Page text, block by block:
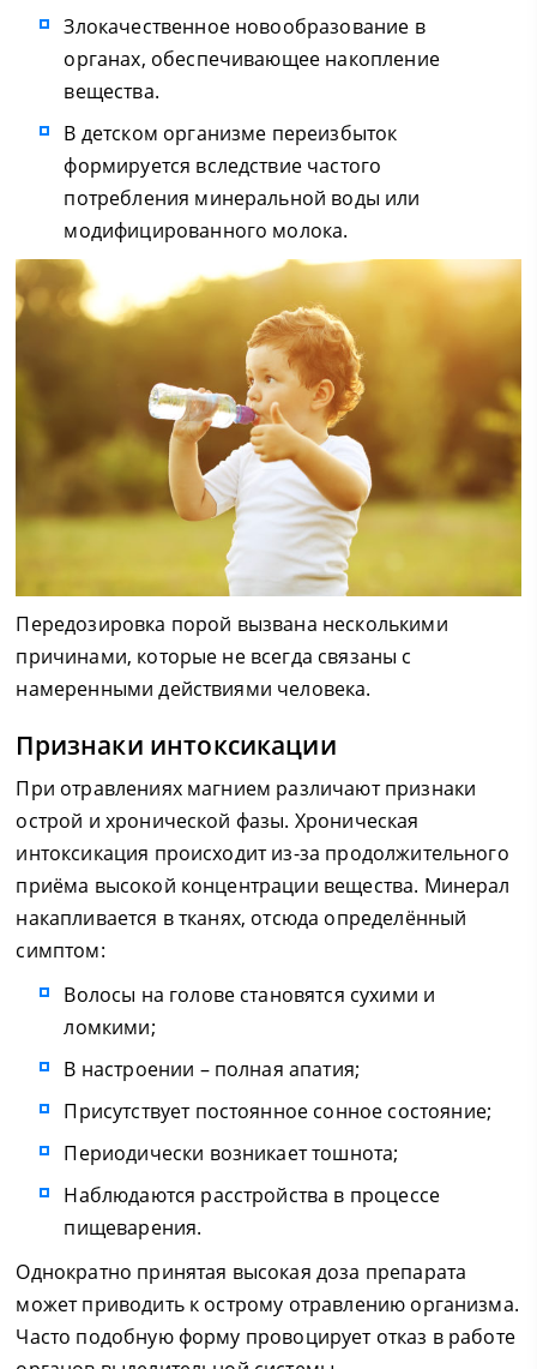
Злокачественное новообразование в
органах, обеспечивающее накопление
вещества.
В детском организме переизбыток
формируется вследствие частого
потребления минеральной воды или
модифицированного молока.
Передозировка порой вызвана несколькими
причинами, которые не всегда связаны с
намеренными действиями человека.
Признаки интоксикации
При отравлениях магнием различают признаки
острой и хронической фазы. Хроническая
интоксикация происходит из-за продолжительного
приёма высокой концентрации вещества. Минерал
накапливается в тканях, отсюда определённый
симптом:
Волосы на голове становятся сухими и
ломкими;
В настроении – полная апатия;
Присутствует постоянное сонное состояние;
Периодически возникает тошнота;
Наблюдаются расстройства в процессе
пищеварения.
Однократно принятая высокая доза препарата
может приводить к острому отравлению организма.
Часто подобную форму провоцирует отказ в работе